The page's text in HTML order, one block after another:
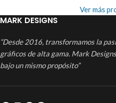
Ver más
MARK DESIGNS
“Desde 2016, transformamos la
gráficos de alta gama. Mark
bajo un mismo propósito”